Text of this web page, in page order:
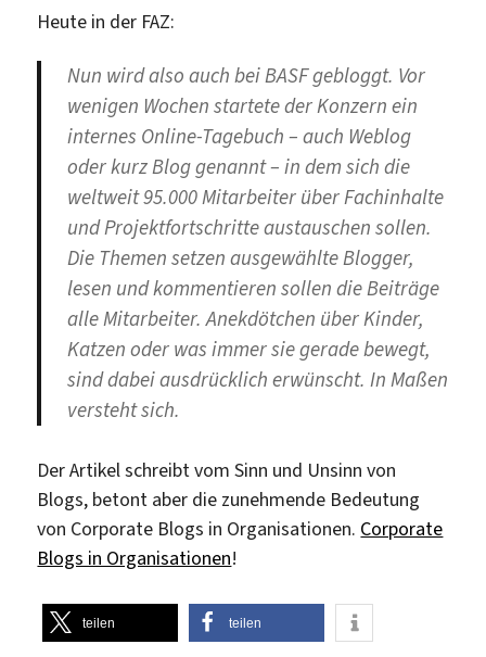
Heute in der FAZ:
Nun wird also auch bei BASF gebloggt. Vor
wenigen Wochen startete der Konzern ein
internes Online-Tagebuch – auch Weblog
oder kurz Blog genannt – in dem sich die
weltweit 95.000 Mitarbeiter über Fachinhalte
und Projektfortschritte austauschen sollen.
Die Themen setzen ausgewählte Blogger,
lesen und kommentieren sollen die Beiträge
alle Mitarbeiter. Anekdötchen über Kinder,
Katzen oder was immer sie gerade bewegt,
sind dabei ausdrücklich erwünscht. In Maßen
versteht sich.
Der Artikel schreibt vom Sinn und Unsinn von
Blogs, betont aber die zunehmende Bedeutung
von Corporate Blogs in Organisationen. Corporate
Blogs in Organisationen!
teilen teilen